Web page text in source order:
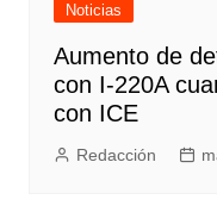
Noticias
Aumento de
con I-220A
con ICE
Redacción